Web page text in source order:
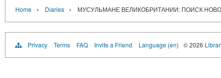
Home › Diaries › МУСУЛЬМАНЕ ВЕЛИКОБРИТАНИИ: ПОИСК
Privacy Terms FAQ Invite a Friend Language (en) © 2026